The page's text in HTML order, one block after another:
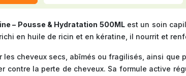
– Pousse & Hydratation 500MLest un soin
en huile de ricin et en kératine, il nourrit et
les cheveux secs, abîmés ou fragilisés, ainsi
contre la perte de cheveux. Sa formule active